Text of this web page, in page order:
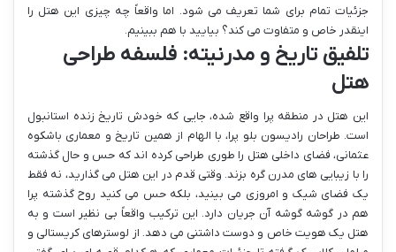
جزئیات تمام برای شما تعریف می شود. اما واقعاً چه چیزی این هتل را
اینقدر خاص و متفاوت می کند؟ بیایید با هم ببینیم.
تلفیق تاریخ و مدرنیته: فلسفه طراحی
هتل
این هتل در منطقه پرا واقع شده، جایی که خودش تاریخ زنده استانبول
است. طراحان رادیسون بلو پرا، با الهام از همین تاریخ و معماری باشکوه
عثمانی، فضای داخلی هتل را طوری طراحی کرده اند که حس و حال گذشته
را با زیبایی های مدرن گره بزند. وقتی قدم در این هتل می گذارید، نه فقط
یک فضای شیک و امروزی می بینید، بلکه حس می کنید روح گذشته پرا
هم در گوشه گوشه آن جریان دارد. این ترکیب واقعاً بی نظیر است و به
هتل یک هویت خاص و دوست داشتنی می دهد. از لوسترهای کریستالی و